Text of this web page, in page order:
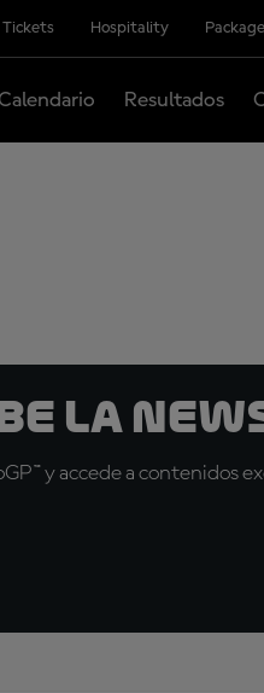
Tickets Hospitality
Calendario Resultados
la
y accede a contenidos